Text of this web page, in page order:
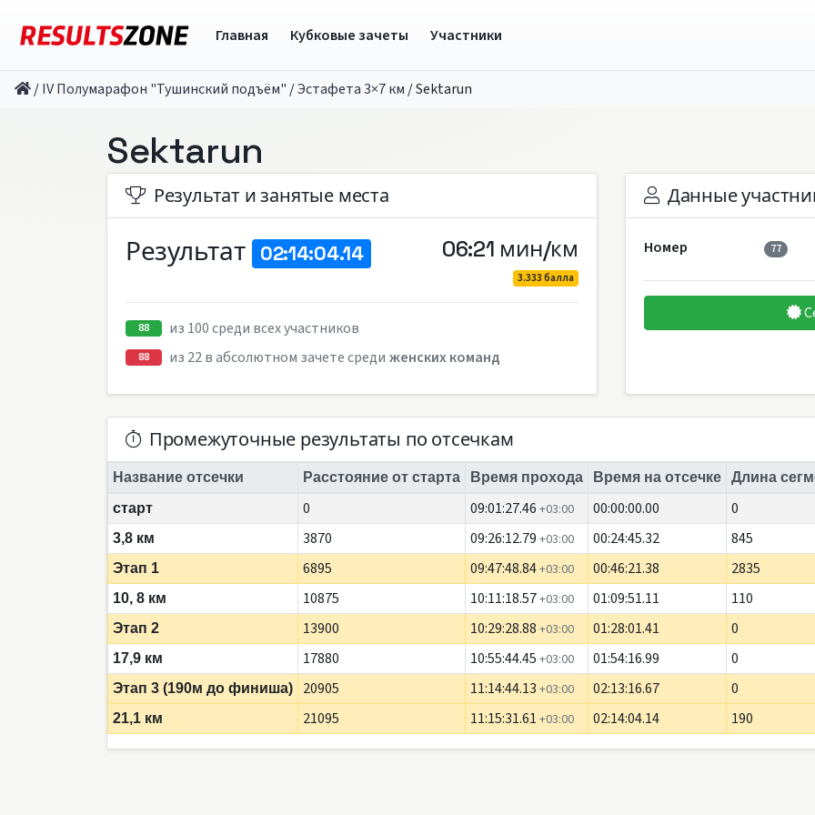
Главная Кубковые зачеты Участники
/IV Полумарафон "Тушинский подъём" /Эстафета 3×7 км /Sektarun
Sektarun
Результат и занятые места
Результат 02:14:04.14 06:21 мин/км
3.333 балла
88 из 100 среди всех участников
88 из 22 в абсолютном зачете среди женских команд
Данные
Номер 77
Промежуточные результаты по отсечкам
Название отсечки Расстояние от старта Время прохода Время на отсечке
Длина
старт
0 09:01:27.46 +03:00 00:00:00.00 0
3,8 км 3870 09:26:12.79 +03:00 00:24:45.32 845
Этап 1 6895 09:47:48.84+03:00 00:46:21.38 2835
10, 8 км 10875 10:11:18.57+03:00 01:09:51.11 110
Этап 2 13900 10:29:28.88 +03:00 01:28:01.41 0
17,9 км 17880 10:55:44.45 +03:00 01:54:16.99 0
Этап 3 (190м до финиша) 20905 11:14:44.13 +03:00 02:13:16.67 0
21,1 км 21095 11:15:31.61 +03:00 02:14:04.14 190